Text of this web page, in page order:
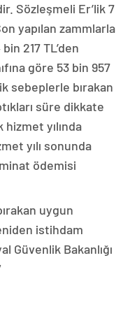
Sözleşmeli Er’lik 7
yapılan zammlarla
217 TL’den
göre 53 bin 957
sebeplerle bırakan
süre dikkate
yılında
yılı sonunda
ödemisi
uygun
istihdam
Güvenlik Bakanlığı